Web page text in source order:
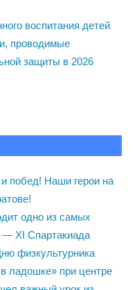
воспитания детей
проводимые
защиты в 2026
побед! Наши герои на
одно из самых
— XI Спартакиада
физкультурника
ладошке» при центре